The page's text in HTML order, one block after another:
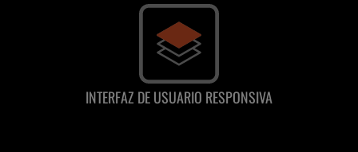
INTERFAZ DE USUARIO RESPONSIVA